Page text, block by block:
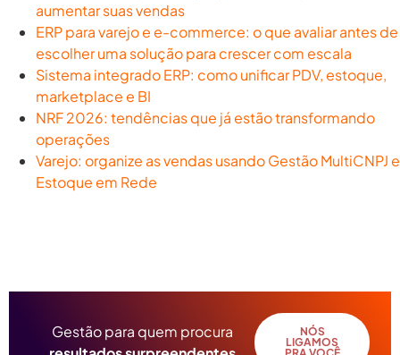
aumentar suas vendas
ERP para varejo e e-commerce: o que avaliar antes de
escolher uma solução para crescer com escala
Sistema integrado ERP: como unificar PDV, estoque,
marketplace e BI
NRF 2026: tendências que já estão transformando
operações
Varejo: organize as vendas usando Gestão MultiCNPJ e
Estoque em Rede
Gestão para quem procura
NÓS
LIGAMOS